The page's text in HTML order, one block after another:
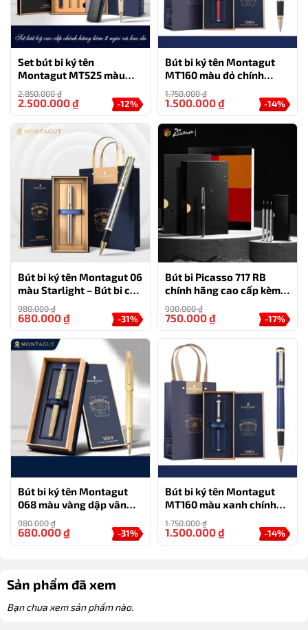
Set bút bi ký tên
Montagut MT525 màu
xanh cao cấp kèm 2 ngòi
và bao da
2.850.000₫
-12%
2.500.000₫
Bút bi ký tên Montagut
MT160 màu đỏ chính
hãng món quà tặng cho
doanh nghiệp
1.750.000₫
-14%
1.500.000₫
Bút bi ký tên Montagut 06
màu Starlight – Bút bi cao
cấp làm quà tặng sếp
980.000₫
-31%
680.000₫
Bút bi Picasso 717 RB
chính hãng cao cấp kèm
hộp và túi – quà tặng cho
doanh nhân
900.000₫
-17%
750.000₫
Bút bi ký tên Montagut
068 màu vàng dập vân
cao cấp kèm hộp đựng và
túi
980.000₫
-31%
680.000₫
Bút bi ký tên Montagut
MT160 màu xanh chính
hãng làm quà tặng
1.750.000₫
-14%
1.500.000₫
Sản phẩm đã xem
Bạn chưa xem sản phẩm nào.